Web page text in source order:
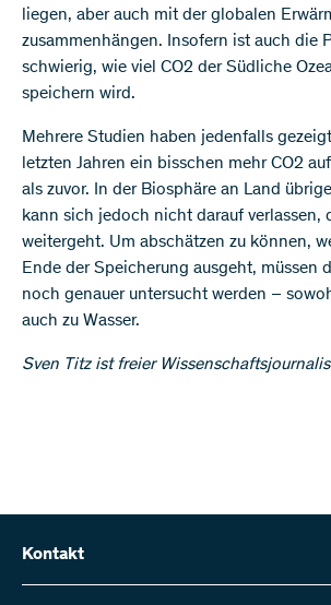
liegen, aber auch mit der globalen
zusammenhängen. Insofern ist auch die
schwierig, wie viel CO2 der Südliche
speichern wird.
Mehrere Studien haben jedenfalls
letzten Jahren ein bisschen mehr CO2
als zuvor. In der Biosphäre an Land
kann sich jedoch nicht darauf verlassen,
weitergeht. Um abschätzen zu können,
Ende der Speicherung ausgeht, müssen
noch genauer untersucht werden –
auch zu Wasser.
Sven Titz ist freier
Kontakt
Schweizerischer Nationalfonds (SNF)